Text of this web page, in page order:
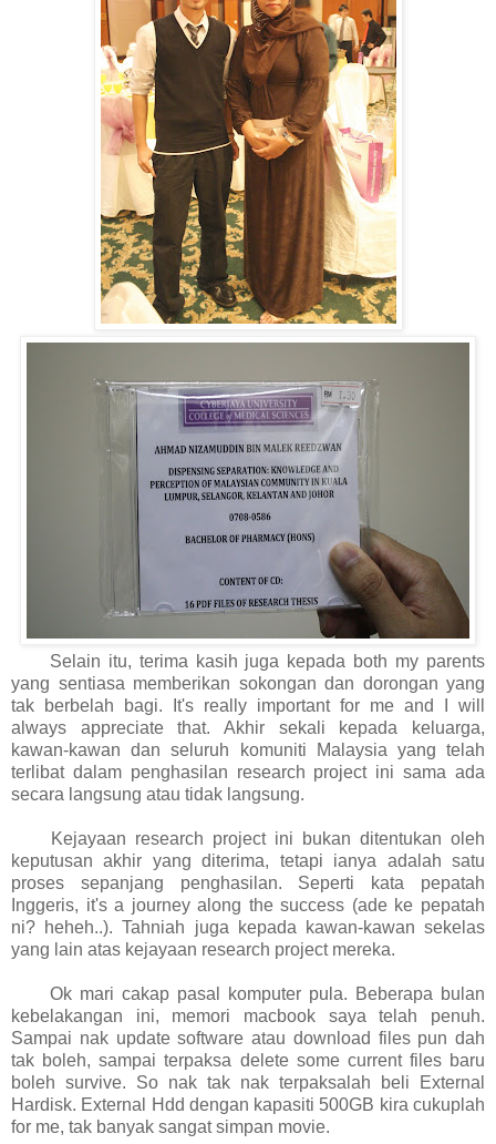
Selain itu, terima kasih juga kepada both my parents
yang sentiasa memberikan sokongan dan dorongan yang
tak berbelah bagi. It's really important for me and I will
always appreciate that. Akhir sekali kepada keluarga,
kawan-kawan dan seluruh komuniti Malaysia yang telah
terlibat dalam penghasilan research project ini sama ada
secara langsung atau tidak langsung.
Kejayaan research project ini bukan ditentukan oleh
keputusan akhir yang diterima, tetapi ianya adalah satu
proses sepanjang penghasilan. Seperti kata pepatah
Inggeris, it's a journey along the success (ade ke pepatah
ni? heheh..). Tahniah juga kepada kawan-kawan sekelas
yang lain atas kejayaan research project mereka.
Ok mari cakap pasal komputer pula. Beberapa bulan
kebelakangan ini, memori macbook saya telah penuh.
Sampai nak update software atau download files pun dah
tak boleh, sampai terpaksa delete some current files baru
boleh survive. So nak tak nak terpaksalah beli External
Hardisk. External Hdd dengan kapasiti 500GB kira cukuplah
for me, tak banyak sangat simpan movie.